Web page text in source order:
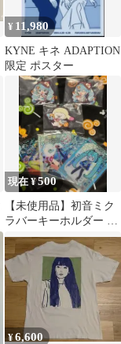
¥ 11,980
KYNE キネ ADAPTION
限定 ポスター
現在 ¥500
【未使用品】初音ミク
ラバーキーホルダー ク
リアカード セット 雪
ミク ユキネ
¥6,600